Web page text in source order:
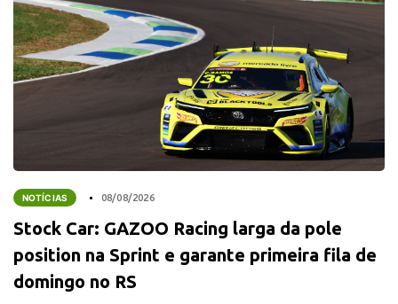
NOTÍCIAS 08/08/2026
Stock Car: GAZOO Racing larga da pole
position na Sprint e garante primeira fila de
domingo no RS